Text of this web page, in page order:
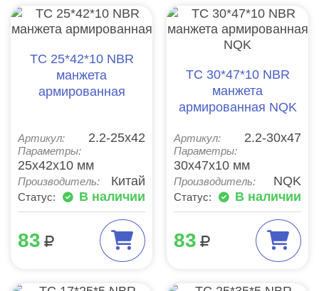
TC 25*42*10 NBR
манжета
армированная
Артикул: 2.2-25х42
Параметры:
25x42x10 мм
Производитель: Китай
Статус: В наличии
83
TC 30*47*10 NBR
манжета
армированная NQK
Артикул: 2.2-30х47
Параметры:
30x47x10 мм
Производитель: NQK
Статус: В наличии
83